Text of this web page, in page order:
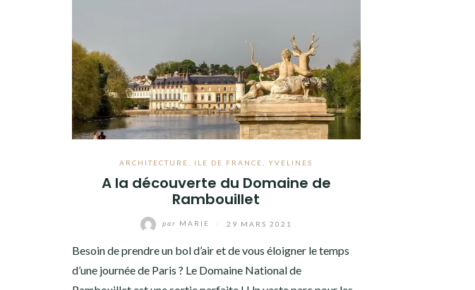
ARCHITECTURE ILE DE FRANCE ,YVELINES
A la découverte du Domaine de
Rambouillet
par MARIE 29 MARS 2021
Besoin de prendre un bol d’air et de vous éloigner le temps
d’une journée de Paris ? Le Domaine National de